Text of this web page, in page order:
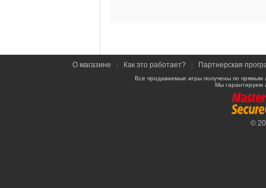
О магазине Как это работает? Партнерская
Все продаваемые игры получены по
Мы гарантируем
©